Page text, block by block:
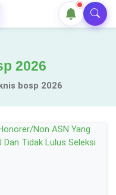
2026
bosp 2026